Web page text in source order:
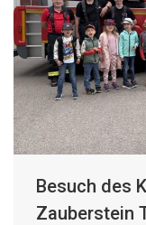
Besuch des
Zauberstein